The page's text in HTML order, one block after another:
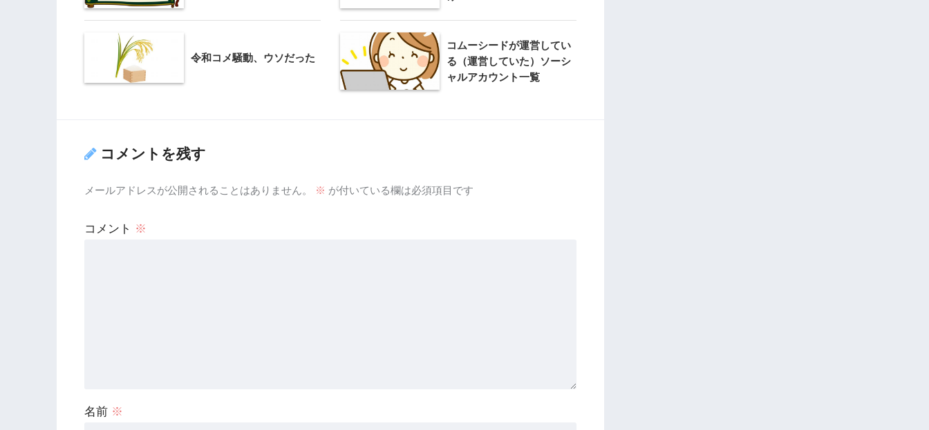
令和コメ騒動、ウソだった
コムーシードが運営してい
る（運営していた）ソーシ
ャルアカウント一覧
コメントを残す
メールアドレスが公開されることはありません。 ※ が付いている欄は必須項目です
コメント ※
名前 ※